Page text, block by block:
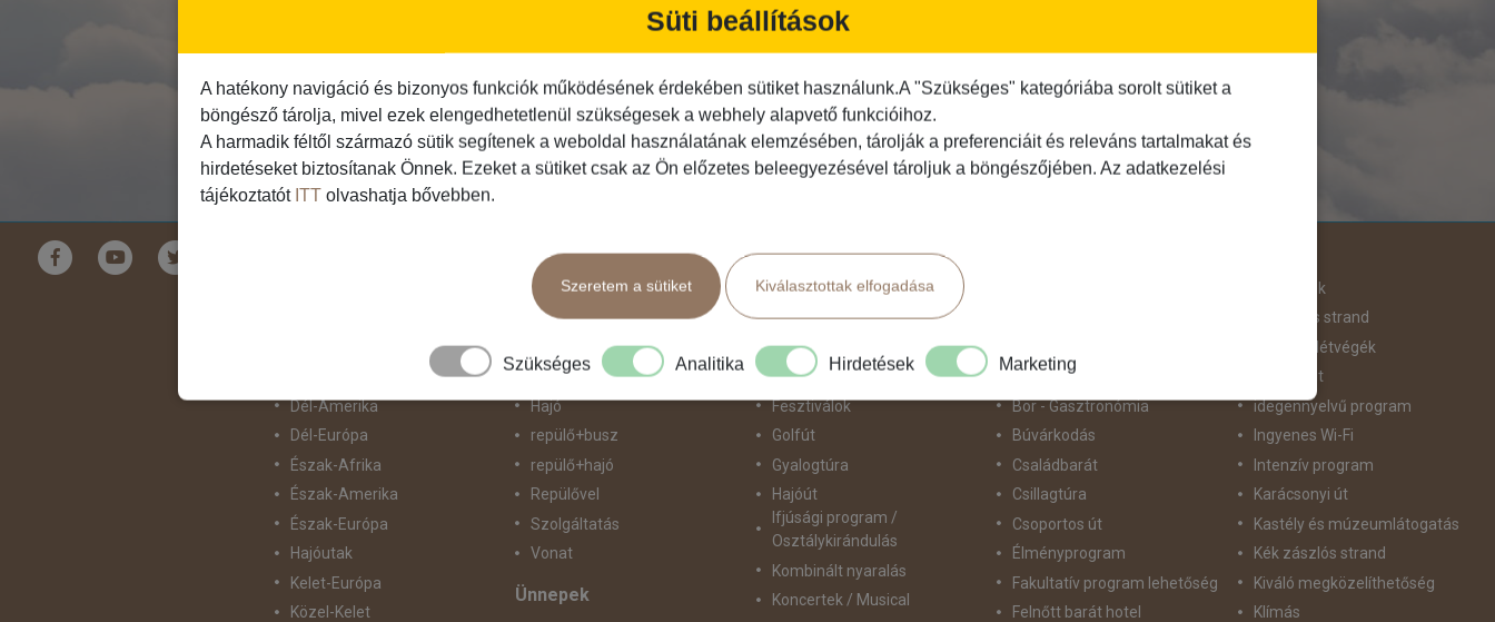
Feliratkozás
Csendes-Óceáni Szigetvilág
Dél-Amerika
Dél-Európa
Észak-Afrika
Észak-Amerika
Észak-Európa
Hajóutak
Kelet-Európa
Közel-Kelet
Közlekedés
Busszal
busz+hajó
Fly & Drive
Hajó
repülő+busz
repülő+hajó
Repülővel
Szolgáltatás
Vonat
Ünnepek
Programtípus
1 napos utak
Belépőjegy
Egyéni út
Egzotikus út
Fesztiválok
Golfút
Gyalogtúra
Hajóút
Ifjúsági program /
Osztálykirándulás
Kombinált nyaralás
Koncertek / Musical
Belépőjegy
Bor - Gasztronómia
Búvárkodás
Családbarát
Csillagtúra
Csoportos út
Élményprogram
Fakultatív program lehetőség
Felnőtt barát hotel
Hegyvidék
Homokos strand
Hosszú Hétvégék
Húsvéti út
idegennyelvű program
Ingyenes Wi-Fi
Intenzív program
Karácsonyi út
Kastély és múzeumlátogatás
Kék zászlós strand
Kiváló megközelíthetőség
Klímás
Süti beállítások
A hatékony navigáció és bizonyos funkciók működésének érdekében sütiket használunk.A "Szükséges" kategóriába sorolt sütiket a
böngésző tárolja, mivel ezek elengedhetetlenül szükségesek a webhely alapvető funkcióihoz.
A harmadik féltől származó sütik segítenek a weboldal használatának elemzésében, tárolják a preferenciáit és releváns tartalmakat és
hirdetéseket biztosítanak Önnek. Ezeket a sütiket csak az Ön előzetes beleegyezésével tároljuk a böngészőjében. Az adatkezelési
tájékoztatót ITT olvashatja bővebben.
Szeretem a sütiket Kiválasztottak elfogadása
Szükséges Analitika Hirdetések Marketing